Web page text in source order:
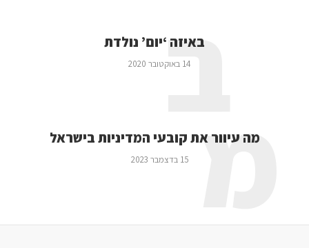
באיזה ‘יום’ נולדת
14 באוקטובר 2020
ב
מה עיוור את קובעי המדיניות בישראל
15 בדצמבר 2023 מ